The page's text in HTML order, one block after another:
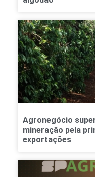
Agronegócio
mineração pela
exportações